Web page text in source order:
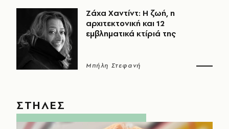
Ζάχα Χαντίντ: Η ζωή, η
αρχιτεκτονική και 12
εμβληματικά κτίριά της
Μπήλη Στεφανή
ΣΤΗΛΕΣ